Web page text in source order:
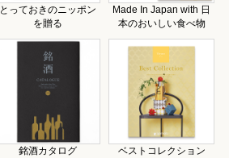
とっておきのニッポン
を贈る
Made In Japan with 日
本のおいしい食べ物
銘酒カタログ ベストコレクション